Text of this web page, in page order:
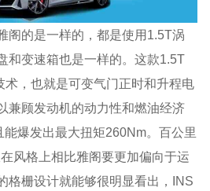
阁的是一样的，都是使用1.5T涡
和变速箱也是一样的。这款1.5T
，也就是可变气门正时和升程电
兼顾发动机的动力性和燃油经济
爆发出最大扭矩260Nm。百公里
风格上相比雅阁要更加偏向于运
格栅设计就能够很明显看出，INS